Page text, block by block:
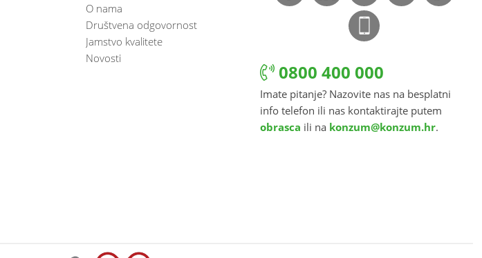
O nama
Društvena odgovornost
Jamstvo kvalitete
Novosti
0800 400 000
Imate pitanje? Nazovite nas na besplatni
info telefon ili nas kontaktirajte putem
obrasca ili na konzum@konzum.hr.